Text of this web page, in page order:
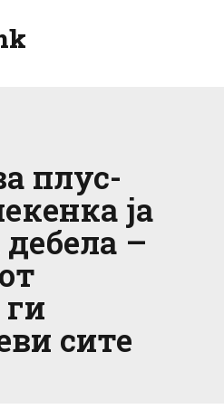
плус-
ја
–
ги
сите